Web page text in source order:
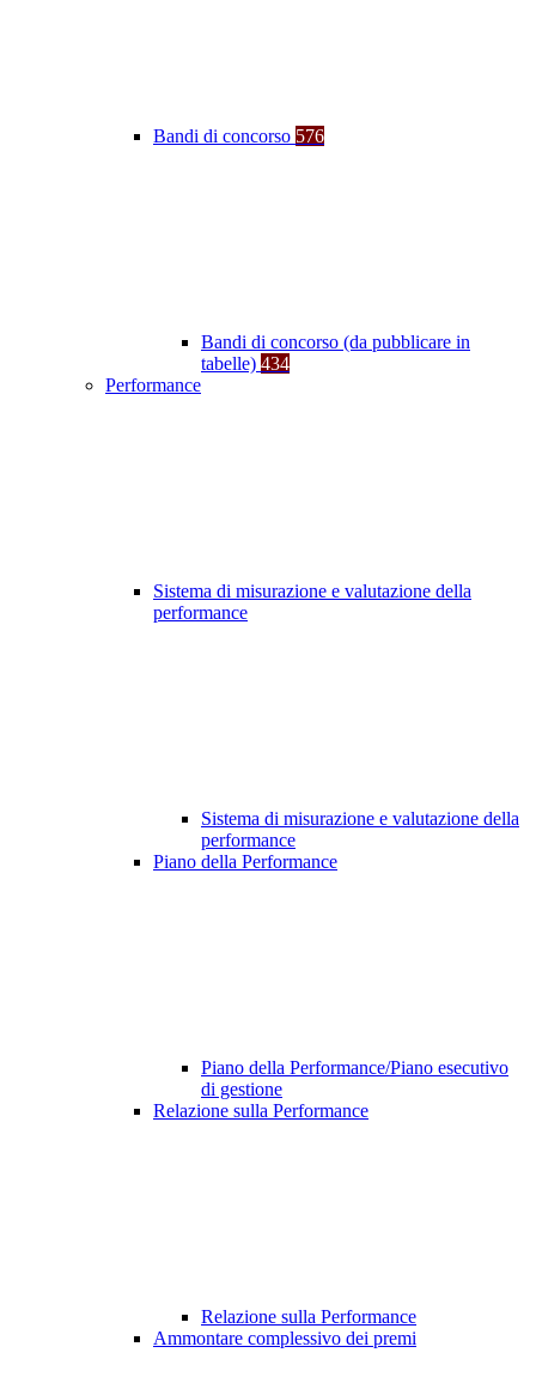
Bandi di concorso 576
Bandi di concorso (da pubblicare in
tabelle) 434
Performance
Sistema di misurazione e valutazione della
performance
Sistema di misurazione e valutazione della
performance
Piano della Performance
Piano della Performance/Piano esecutivo
di gestione
Relazione sulla Performance
Relazione sulla Performance
Ammontare complessivo dei premi